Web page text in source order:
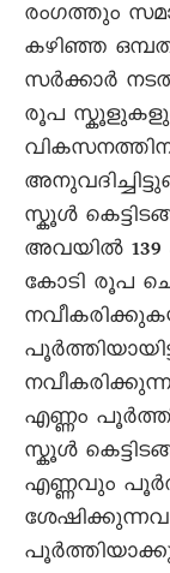
രംഗത്തും
കഴിഞ്ഞ
സര്‍ക്കാര്‍
രൂപ
സ്കൂള്‍
അവയില്‍ 139
കോടി രൂപ
നവീകരിക്കുന്ന
എണ്ണം
സ്കൂള്‍
എണ്ണവും